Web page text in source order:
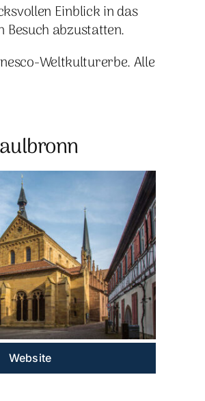
Einblick in das
Besuch abzustatten.
Weltkulturerbe. Alle
Website